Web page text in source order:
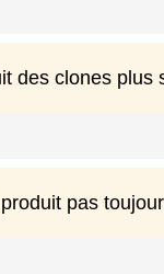
des clones plus
pas